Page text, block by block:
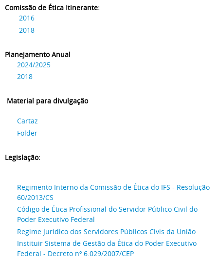
Comissão de Ética Itinerante:
2016
2018
Planejamento Anual
2024/2025
2018
Material para divulgação
Cartaz
Folder
Legislação:
Regimento Interno da Comissão de Ética do IFS - Resolução
60/2013/CS
Código de Ética Profissional do Servidor Público Civil do
Poder Executivo Federal
Regime Jurídico dos Servidores Públicos Civis da União
Instituir Sistema de Gestão da Ética do Poder Executivo
Federal - Decreto nº 6.029/2007/CEP